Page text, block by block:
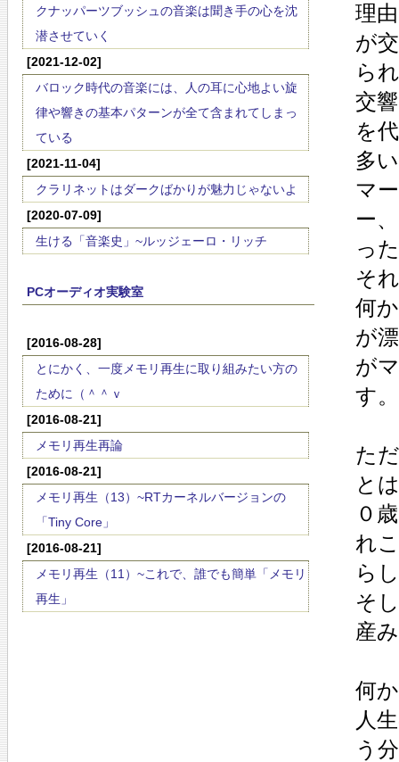
クナッパーツブッシュの音楽は聞き手の心を沈
潜させていく
[2021-12-02]
バロック時代の音楽には、人の耳に心地よい旋
律や響きの基本パターンが全て含まれてしまっ
ている
[2021-11-04]
クラリネットはダークばかりが魅力じゃないよ
[2020-07-09]
生ける「音楽史」~ルッジェーロ・リッチ
PCオーディオ実験室
[2016-08-28]
とにかく、一度メモリ再生に取り組みたい方の
ために（＾＾ｖ
[2016-08-21]
メモリ再生再論
[2016-08-21]
メモリ再生（13）~RTカーネルバージョンの
「Tiny Core」
[2016-08-21]
メモリ再生（11）~これで、誰でも簡単「メモリ
再生」
理
が
ら
交
を
多
マ
ー
っ
そ
何
が
が
す。
た
と
０
れ
ら
そ
産
何
人
う